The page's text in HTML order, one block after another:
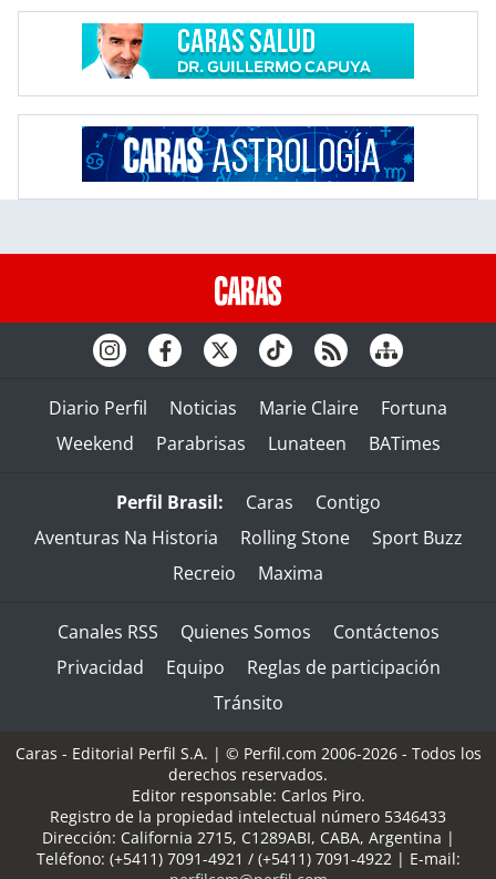
Diario Perfil Noticias Marie Claire
Fortuna
Weekend
Parabrisas Lunateen BATimes
Perfil Brasil: Caras
Contigo
Aventuras Na Historia
Rolling Stone
Sport Buzz
Recreio
Maxima
Canales RSS Quienes Somos
Contáctenos
Privacidad
Equipo
Reglas de participación
Tránsito
Caras - Editorial Perfil S.A. | © Perfil.com 2006-2026 - Todos los
derechos reservados.
Editor responsable: Carlos Piro.
Registro de la propiedad intelectual número 5346433
Dirección: California 2715, C1289ABI, CABA, Argentina |
Teléfono: (+5411) 7091-4921 / (+5411) 7091-4922| E-mail: